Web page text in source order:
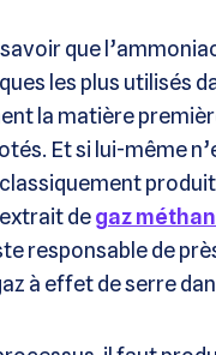
que
les plus utilisés
la matière
Et si lui-même
extrait degaz
responsable de
à effet de serre